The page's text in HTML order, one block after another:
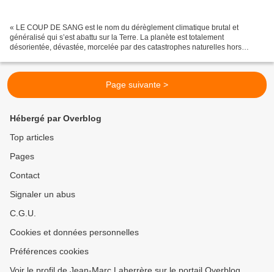
« LE COUP DE SANG est le nom du dérèglement climatique brutal et
généralisé qui s’est abattu sur la Terre. La planète est totalement
désorientée, dévastée, morcelée par des catastrophes naturelles hors
Page suivante >
Hébergé par Overblog
Top articles
Pages
Contact
Signaler un abus
C.G.U.
Cookies et données personnelles
Préférences cookies